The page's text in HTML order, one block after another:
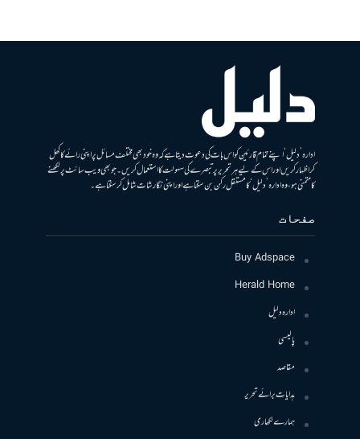
ادارہ ’دلیل‘ اپنے تمام قارئین کو اس بات کی دعوت دیتا ہے کہ وہ خود بھی مختلف مسائل پر اپنی رائے کا کھل
کر اظہار کریں اور اس کے لیے ہر تحریر پر تبصرے کی سہولت کا استعمال کریں۔ جو بھی ویب سائٹ پر لکھنے
کا متمنی ہو، وہ ادارہ ’دلیل‘ کا مستقل رکن بن سکتا ہے اور اپنی نگارشات شامل کرسکتا ہے۔
صفحات
Buy Adspace
Herald Home
ادارہ دلیل
پالیسی
مقاصد
ہدایات برائے تحریر
ہمارے لکھاری